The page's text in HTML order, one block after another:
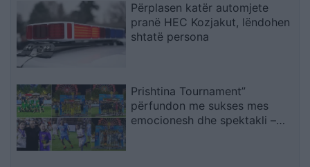
Përplasen katër automjete
pranë HEC Kozjakut, lëndohen
shtatë persona
Prishtina Tournament”
përfundon me sukses mes
emocionesh dhe spektakli –